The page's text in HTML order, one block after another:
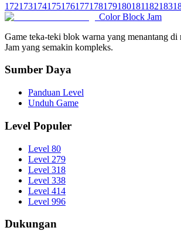
172173174175176177178179180181182183
Color Block Jam
Game teka-teki blok warna yang menantang
Jam yang semakin kompleks.
Sumber Daya
Panduan Level
Unduh Game
Level Populer
Level 80
Level 279
Level 318
Level 338
Level 414
Level 996
Dukungan